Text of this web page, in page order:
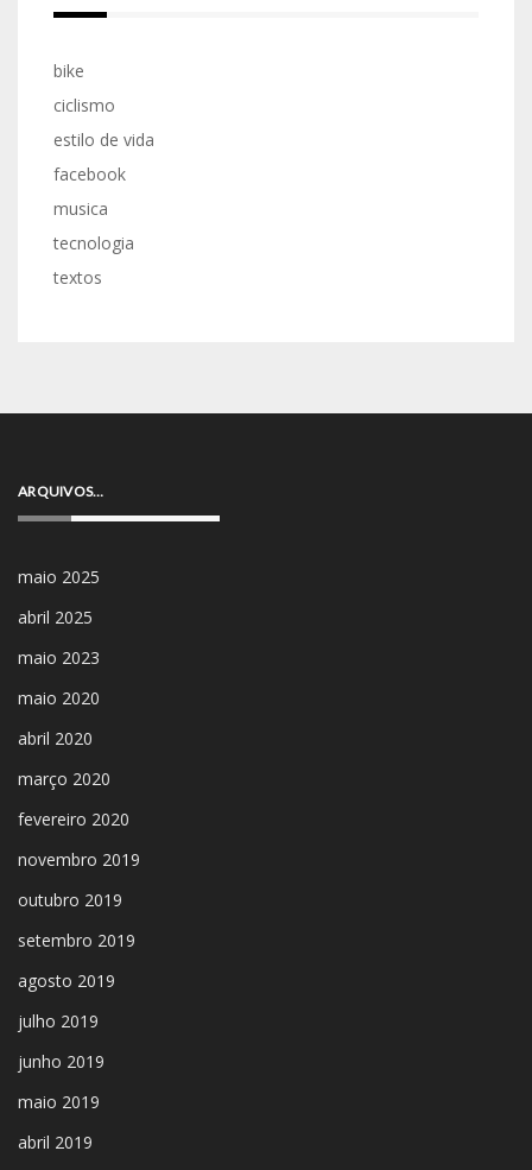
bike
ciclismo
estilo de vida
facebook
musica
tecnologia
textos
ARQUIVOS…
maio 2025
abril 2025
maio 2023
maio 2020
abril 2020
março 2020
fevereiro 2020
novembro 2019
outubro 2019
setembro 2019
agosto 2019
julho 2019
junho 2019
maio 2019
abril 2019